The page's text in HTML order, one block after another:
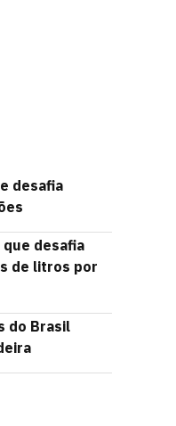
desafia
que desafia
de litros por
do Brasil